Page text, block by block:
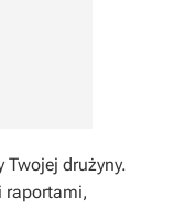
Twojej drużyny.
raportami,